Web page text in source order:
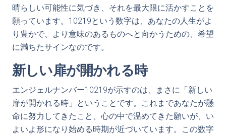
晴らしい可能性に気づき、それを最大限に活かすことを
願っています。10219という数字は、あなたの人生がよ
り豊かで、より意味のあるものへと向かうための、希望
に満ちたサインなのです。
新しい扉が開かれる時
エンジェルナンバー10219が示すのは、まさに「新しい
扉が開かれる時」ということです。これまであなたが懸
命に努力してきたこと、心の中で温めてきた願いが、い
よいよ形になり始める時期が近づいています。この数字